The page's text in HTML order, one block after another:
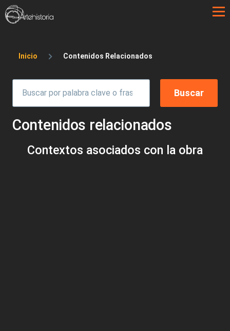
Pasar al contenido principal
Sobrescribir enlaces de ayuda a la
Inicio Contenidos Relacionados
Contenidos relacionados
Contextos asociados con la obra